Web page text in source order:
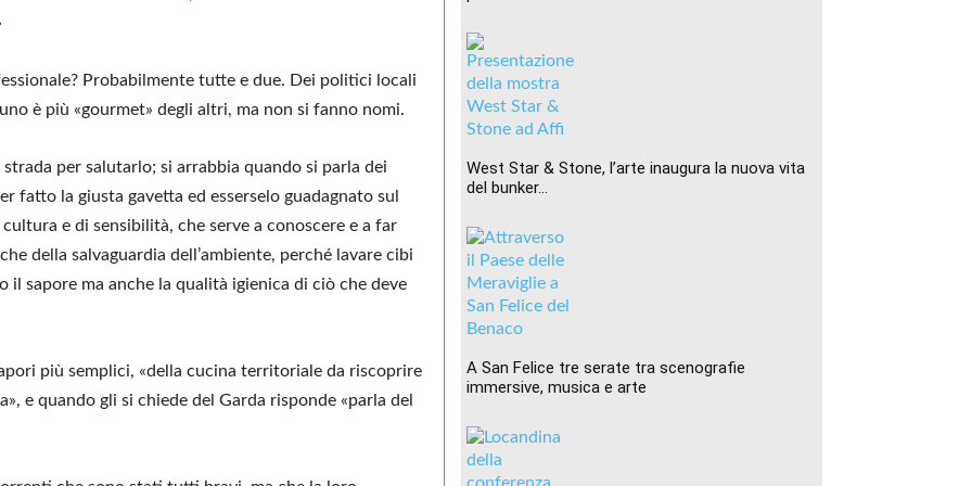
Probabilmente tutte e due. Dei politici locali
è più «gourmet» degli altri, ma non si fanno nomi.
per salutarlo; si arrabbia quando si parla dei
fatto la giusta gavetta ed esserselo guadagnato sul
e di sensibilità, che serve a conoscere e a far
della salvaguardia dell’ambiente, perché lavare cibi
il sapore ma anche la qualità igienica di ciò che deve
più semplici, «della cucina territoriale da riscoprire
e quando gli si chiede del Garda risponde «parla del
West Star & Stone, l’arte inaugura la nuova vita
del bunker...
A San Felice tre serate tra scenografie
immersive, musica e arte